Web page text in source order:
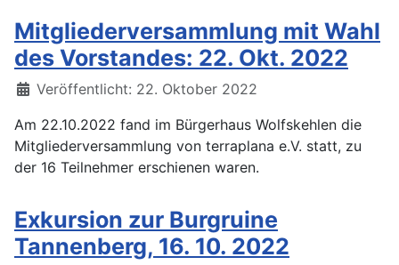
Mitgliederversammlung mit Wahl
des Vorstandes: 22. Okt. 2022
Details
Veröffentlicht: 22. Oktober 2022
Am 22.10.2022 fand im Bürgerhaus Wolfskehlen die
Mitgliederversammlung von terraplana e.V. statt, zu
der 16 Teilnehmer erschienen waren.
Exkursion zur Burgruine
Tannenberg, 16. 10. 2022